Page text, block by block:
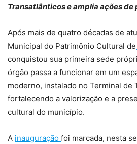
Transatlânticos e amplia ações
Após mais de quatro décadas de
Municipal do Patrimônio Cultural de
conquistou sua primeira sede
órgão passa a funcionar em um
moderno, instalado no Terminal de
fortalecendo a valorização e a
cultural do município.
A inauguração foi marcada, nesta